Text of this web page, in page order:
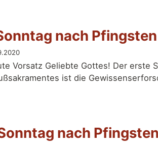
nach Pfingsten
Vorsatz Geliebte Gottes! Der erste
ist die
nach Pfingsten